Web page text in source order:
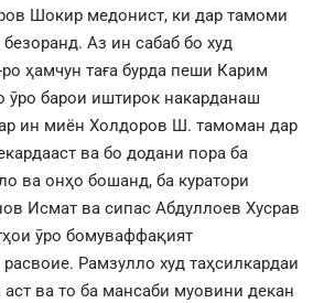
Шокир медонист, ки дар тамоми
Аз ин сабаб бо худ
ҳамчун таға бурда пеши Карим
ӯро барои иштирок накарданаш
ин миён Холдоров Ш. тамоман дар
ва бо додани пора ба
ва онҳо бошанд, ба куратори
Исмат ва сипас Абдуллоев Хусрав
ӯро бомуваффақият
Рамзулло худ таҳсилкардаи
ва то ба мансаби муовини декан